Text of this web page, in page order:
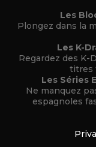
Les
Plongez dans la
Les K-
Regardez des K-
titres
Les Séries
Ne manquez
espagnoles